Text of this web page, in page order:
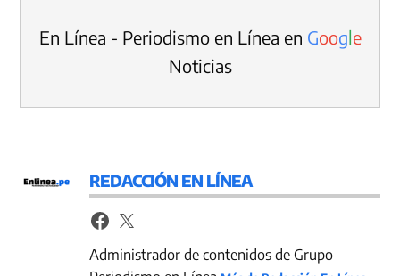
En Línea - Periodismo en Línea en Google
Noticias
REDACCIÓN EN LÍNEA
Administrador de contenidos de Grupo